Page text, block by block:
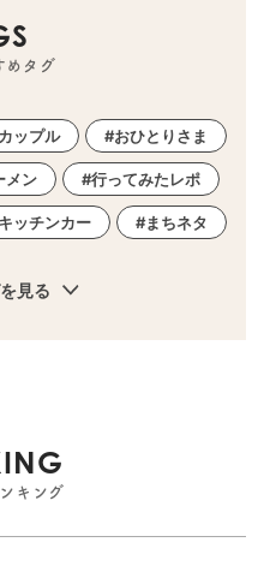
めタグ
ップル おひとりさま
メン 行ってみたレポ
ッチンカー まちネタ
見る
キング